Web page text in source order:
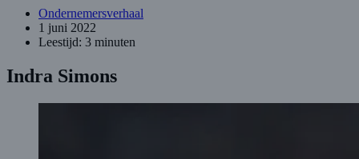
Ondernemersverhaal
1 juni 2022
Leestijd: 3 minuten
Indra Simons